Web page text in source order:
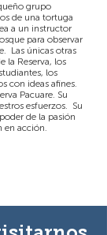
grupo
de una tortuga
a un instructor
para observar
Las únicas otras
la Reserva, los
los
con ideas afines.
Pacuare. Su
esfuerzos. Su
de la pasión
en acción.